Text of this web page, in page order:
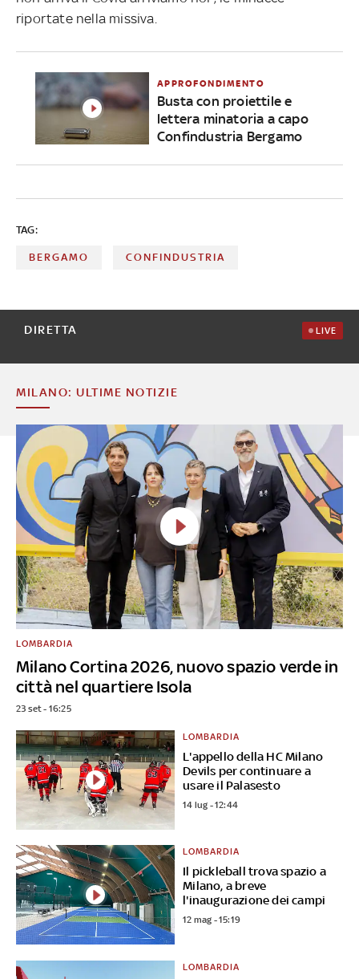
riportate nella missiva.
APPROFONDIMENTO
Busta con proiettile e
lettera minatoria a capo
Confindustria Bergamo
TAG:
BERGAMO CONFINDUSTRIA
DIRETTA LIVE
MILANO: ULTIME NOTIZIE
Milano Cortina 2026, nuovo spazio verde in
città nel quartiere Isola
LOMBARDIA
23 set - 16:25
L'appello della HC Milano
Devils per continuare a
usare il Palasesto
LOMBARDIA
14 lug - 12:44
Il pickleball trova spazio a
Milano, a breve
l'inaugurazione dei campi
LOMBARDIA
12 mag - 15:19
LOMBARDIA